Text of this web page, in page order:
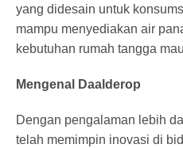
yang didesain untuk
mampu menyediakan air
kebutuhan rumah tangga
Mengenal Daalderop
Dengan pengalaman lebih
telah memimpin inovasi di